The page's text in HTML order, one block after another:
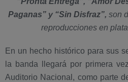
Paganas” y “Sin Disfraz”, son
reproducciones en
En un hecho histórico para sus
la banda llegará por primera
Auditorio Nacional, como parte